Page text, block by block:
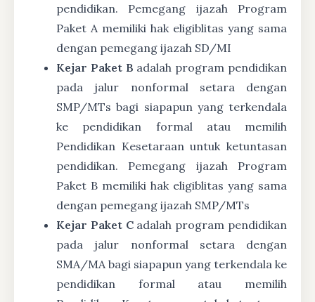
pendidikan. Pemegang ijazah Program
Paket A memiliki hak eligiblitas yang sama
dengan pemegang ijazah SD/MI
Kejar Paket B adalah program pendidikan
pada jalur nonformal setara dengan
SMP/MTs bagi siapapun yang terkendala
ke pendidikan formal atau memilih
Pendidikan Kesetaraan untuk ketuntasan
pendidikan. Pemegang ijazah Program
Paket B memiliki hak eligiblitas yang sama
dengan pemegang ijazah SMP/MTs
Kejar Paket Cadalah program pendidikan
pada jalur nonformal setara dengan
SMA/MA bagi siapapun yang terkendala ke
pendidikan formal atau memilih